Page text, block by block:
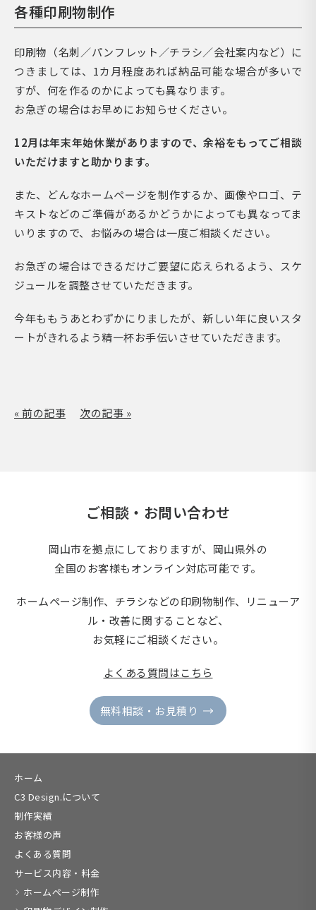
各種印刷物制作
印刷物（名刺／パンフレット／チラシ／会社案内など）に
つきましては、1カ月程度あれば納品可能な場合が多いで
すが、何を作るのかによっても異なります。
お急ぎの場合はお早めにお知らせください。
12月は年末年始休業がありますので、余裕をもってご相談
いただけますと助かります。
また、どんなホームページを制作するか、画像やロゴ、テ
キストなどのご準備があるかどうかによっても異なってま
いりますので、お悩みの場合は一度ご相談ください。
お急ぎの場合はできるだけご要望に応えられるよう、スケ
ジュールを調整させていただきます。
今年ももうあとわずかにりましたが、新しい年に良いスタ
ートがきれるよう精一杯お手伝いさせていただきます。
« 前の記事 次の記事 »
ご相談・お問い合わせ
岡山市を拠点にしておりますが、岡山県外の
全国のお客様もオンライン対応可能です。
ホームページ制作、チラシなどの印刷物制作、
リニューア
ル・改善に関することなど、
お気軽にご相談ください。
よくある質問はこちら
無料相談・お見積り
ホーム
C3 Design.について
制作実績
お客様の声
よくある質問
サービス内容・料金
ホームページ制作